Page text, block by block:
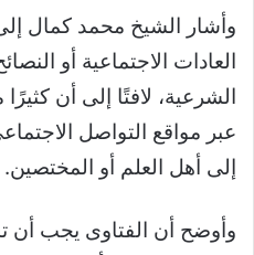
وأشار الشيخ محمد كمال
العادات الاجتماعية أو
الشرعية، لافتًا إلى أن
عبر مواقع التواصل
إلى أهل العلم أو المختصين.
وأوضح أن الفتاوى يجب أن